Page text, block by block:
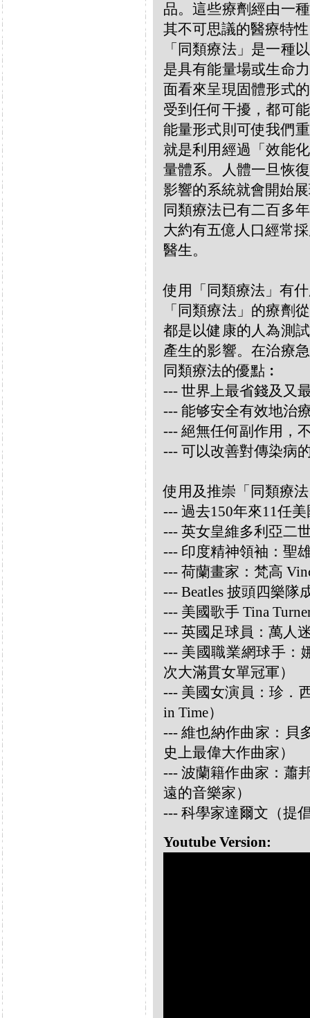
品。這些療劑經由一
其不可思議的醫療特
「同類療法」是一種
是具有能量場或生命
面看來呈現固體形式
受到任何干擾，都可
能量形式則可使我們
就是利用經過「效能
量體系。人體一旦恢
影響的系統就會開始
同類療法已有二百多
大約有五億人口經常
醫生。
使用「同類療法」有
「同類療法」的療劑
都是以健康的人為測
產生的影響。在治療
同類療法的優點︰
--- 世界上最省錢及又
--- 能够安全有效地治
--- 絕無任何副作用，
--- 可以改善對傳染病
使用及推崇「同類療
--- 過去150年來11任
--- 英女皇維多利亞二
--- 印度精神領袖：聖
--- 荷蘭畫家：梵高
--- Beatles 披頭四樂隊
--- 美國歌手 Tina
--- 英國足球員：萬人
--- 美國職業網球手：
次大滿貫女單冠軍）
--- 美國女演員：珍．
in Time）
--- 維也納作曲家：貝
史上最偉大作曲家）
--- 波蘭籍作曲家：蕭
遠的音樂家）
--- 科學家達爾文（提
Youtube Version: